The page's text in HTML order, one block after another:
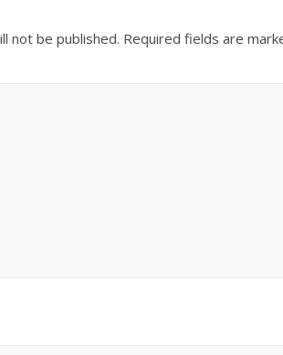
not be published. Required fields are